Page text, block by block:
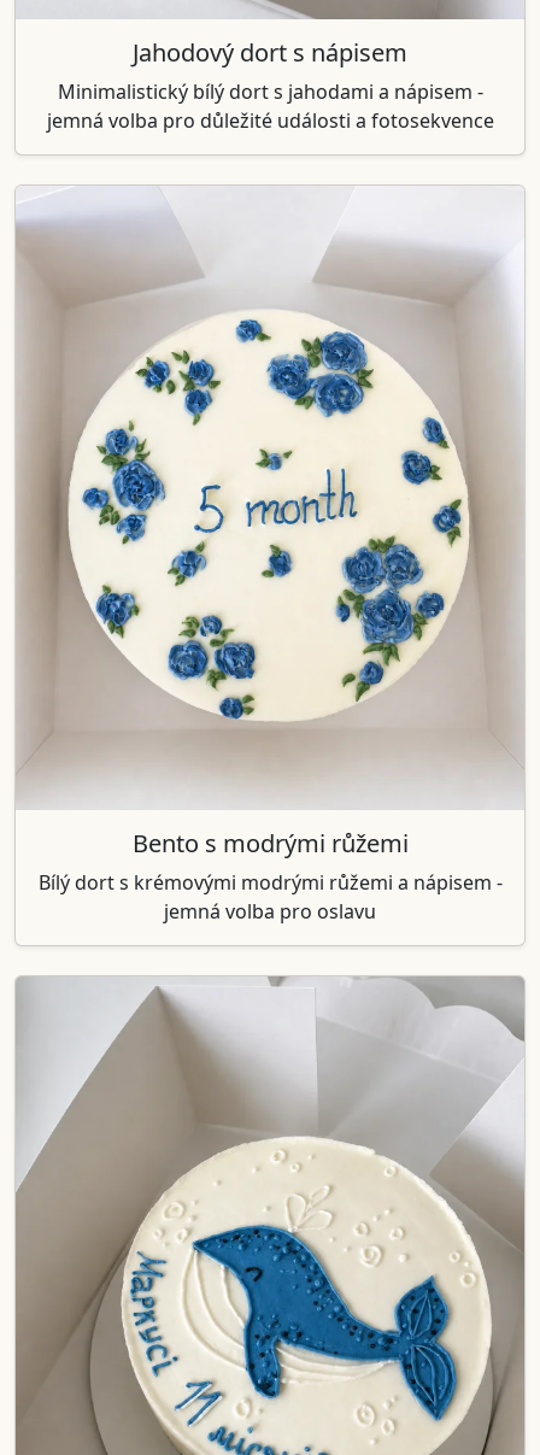
Jahodový dort s nápisem
Minimalistický bílý dort s jahodami a nápisem -
jemná volba pro důležité události a fotosekvence
Bento s modrými růžemi
Bílý dort s krémovými modrými růžemi a nápisem -
jemná volba pro oslavu